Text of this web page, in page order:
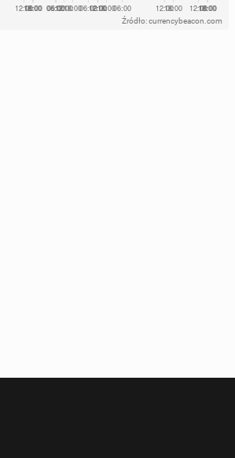
Źródło: currencybeacon.com